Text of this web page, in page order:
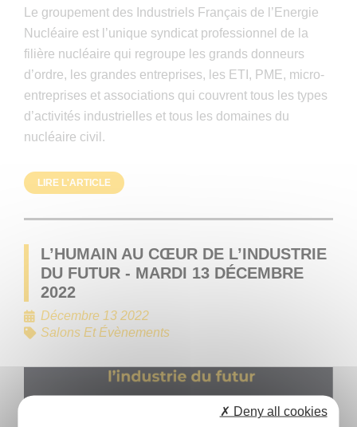
Le groupement des Industriels Français de l’Energie
Nucléaire est l’unique syndicat professionnel de la
filière nucléaire qui regroupe les grands donneurs
d’ordre, les grandes entreprises, les ETI, PME, micro-
entreprises et associations qui couvrent tous les types
d’activités industrielles et tous les domaines du
nucléaire civil.
LIRE L'ARTICLE
L’HUMAIN AU CŒUR DE L’INDUSTRIE
DU FUTUR - MARDI 13 DÉCEMBRE
2022
Décembre 13 2022
Salons Et Évènements
✗ Deny all cookies